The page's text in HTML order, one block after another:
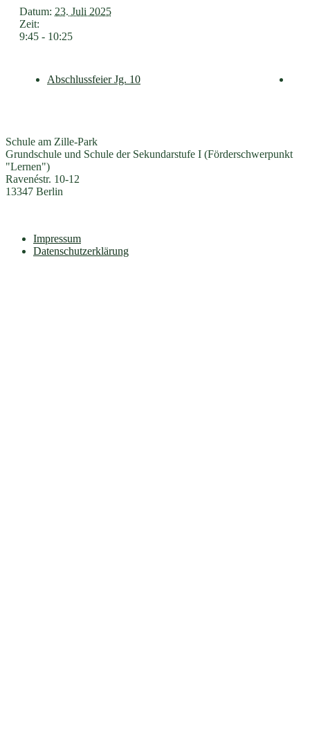
Datum: 23. Juli 2025
Zeit:
9:45 - 10:25
Abschlussfeier Jg. 10
Schule am Zille-Park
Grundschule und Schule der Sekundarstufe I (Förderschwerpunkt
"Lernen")
Ravenéstr. 10-12
13347 Berlin
Impressum
Datenschutzerklärung